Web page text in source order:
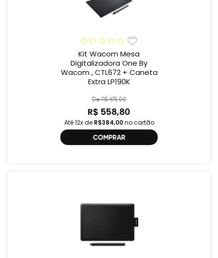
Kit Wacom Mesa
Digitalizadora One By
Wacom , CTL672 + Caneta
Extra LP190K
De R$ 675,00
R$ 558,80
Até 12x de R$384,00no cartão
COMPRAR